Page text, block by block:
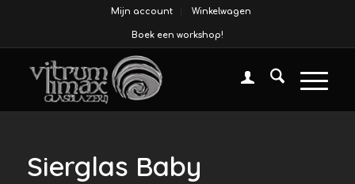
Mijn account Winkelwagen
Boek een workshop!
Sierglas Baby